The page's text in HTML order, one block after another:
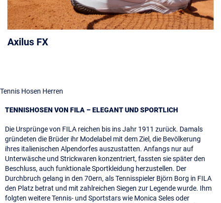
Axilus FX
Tennis Hosen Herren
TENNISHOSEN VON FILA – ELEGANT UND SPORTLICH
Die Ursprünge von FILA reichen bis ins Jahr 1911 zurück. Damals
gründeten die Brüder ihr Modelabel mit dem Ziel, die Bevölkerung
ihres italienischen Alpendorfes auszustatten. Anfangs nur auf
Unterwäsche und Strickwaren konzentriert, fassten sie später den
Beschluss, auch funktionale Sportkleidung herzustellen. Der
Durchbruch gelang in den 70ern, als Tennisspieler Björn Borg in FILA
den Platz betrat und mit zahlreichen Siegen zur Legende wurde. Ihm
folgten weitere Tennis- und Sportstars wie Monica Seles oder